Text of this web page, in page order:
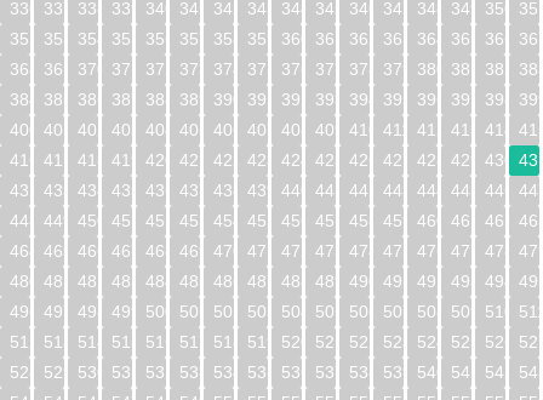
336
337 338 339 340 341 342 343 344 345 346 347 348 349 350
352
353 354 355 356 357 358 359 360 361 362 363 364 365 366
368
369 370 371 372 373 374 375 376 377 378 379 380 381 382
384
385 386 387 388 389 390 391 392 393 394 395 396 397 398
400
401 402 403 404 405 406 407 408 409 410 411 412 413 414
416
417 418 419 420 421 422 423 424 425 426 427 428 429 430
432
433 434 435 436 437 438 439 440 441 442 443 444 445 446
448
449 450 451 452 453 454 455 456 457 458 459 460 461 462
464
465 466 467 468 469 470 471 472 473 474 475 476 477 478
480
481 482 483 484 485 486 487 488 489 490 491 492 493 494
496
497 498 499 500 501 502 503 504 505 506 507 508 509 510
512
513 514 515 516 517 518 519 520 521 522 523 524 525 526
528
529 530 531 532 533 534 535 536 537 538 539 540 541 542